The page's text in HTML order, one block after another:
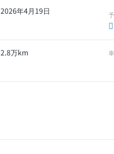
2026年4月19日
2.8万km